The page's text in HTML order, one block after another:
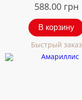
588.00 грн
В корзину
Быстрый заказ